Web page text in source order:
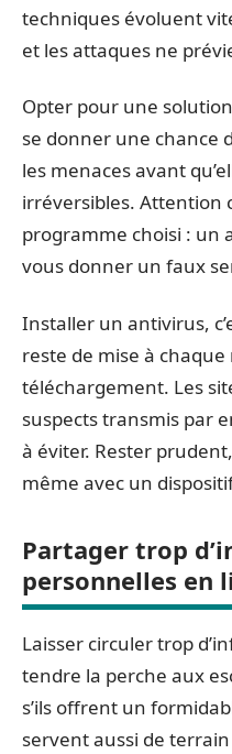
techniques évoluent
et les attaques ne
Opter pour une
se donner une chance
les menaces avant
irréversibles. Attention
programme choisi : un
vous donner un faux
Installer un antivirus,
reste de mise à
téléchargement. Les
suspects transmis par
à éviter. Rester
même avec un
Partager trop
personnelles en
Laisser circuler trop
tendre la perche aux
s’ils offrent un
servent aussi de